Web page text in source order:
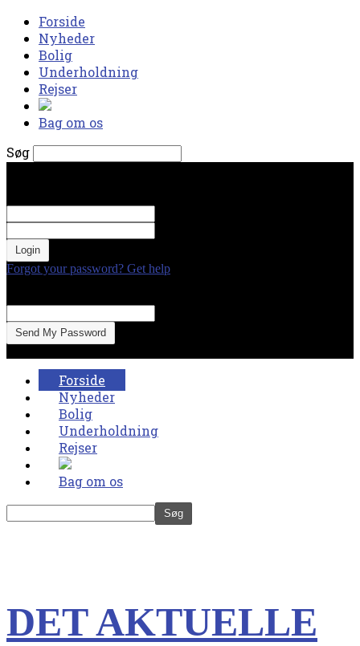
Forside
Nyheder
Bolig
Underholdning
Rejser
Bag om os
Søg
Forgot your password? Get help
Forside
Nyheder
Bolig
Underholdning
Rejser
Bag om os
DET AKTUELLE